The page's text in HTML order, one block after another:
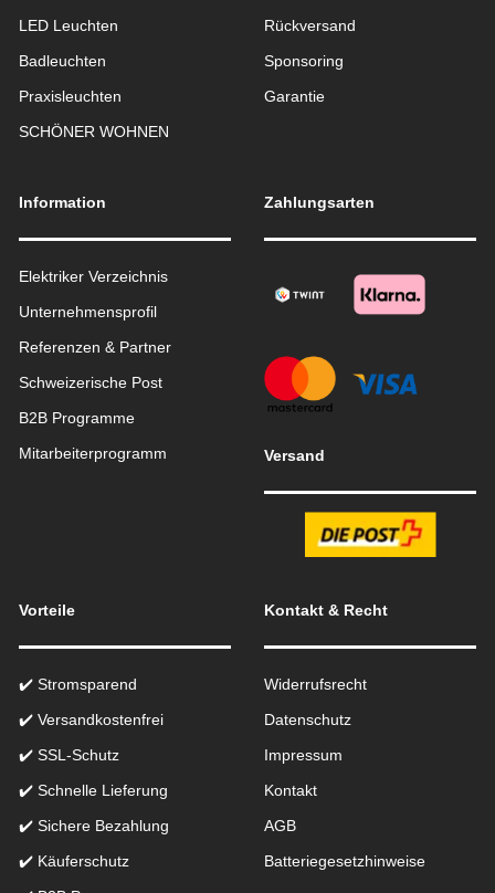
LED Leuchten
Badleuchten
Praxisleuchten
SCHÖNER WOHNEN
Rückversand
Sponsoring
Garantie
Information
Elektriker Verzeichnis
Unternehmensprofil
Referenzen & Partner
Schweizerische Post
B2B Programme
Mitarbeiterprogramm
Zahlungsarten
Versand
Vorteile
✔️ Stromsparend
✔️ Versandkostenfrei
✔️ SSL-Schutz
✔️ Schnelle Lieferung
✔️ Sichere Bezahlung
✔️ Käuferschutz
Kontakt & Recht
Widerrufsrecht
Datenschutz
Impressum
Kontakt
AGB
Batteriegesetzhinweise